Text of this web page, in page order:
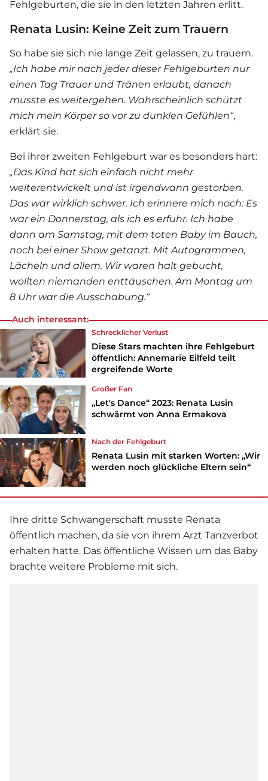
Fehlgeburten, die sie in den letzten Jahren erlitt.
Renata Lusin: Keine Zeit zum Trauern
So habe sie sich nie lange Zeit gelassen, zu trauern.
„Ich habe mir nach jeder dieser Fehlgeburten nur
einen Tag Trauer und Tränen erlaubt, danach
musste es weitergehen. Wahrscheinlich schützt
mich mein Körper so vor zu dunklen Gefühlen“,
erklärt sie.
Bei ihrer zweiten Fehlgeburt war es besonders hart:
„Das Kind hat sich einfach nicht mehr
weiterentwickelt und ist irgendwann gestorben.
Das war wirklich schwer. Ich erinnere mich noch: Es
war ein Donnerstag, als ich es erfuhr. Ich habe
dann am Samstag, mit dem toten Baby im Bauch,
noch bei einer Show getanzt. Mit Autogrammen,
Lächeln und allem. Wir waren halt gebucht,
wollten niemanden enttäuschen. Am Montag um
8 Uhr war die Ausschabung.“
Auch interessant:
Schrecklicher Verlust
Diese Stars machten ihre Fehlgeburt
öffentlich: Annemarie Eilfeld teilt
ergreifende Worte
Großer Fan
„Let's Dance“ 2023: Renata Lusin
schwärmt von Anna Ermakova
Nach der Fehlgeburt
Renata Lusin mit starken Worten: „Wir
werden noch glückliche Eltern sein“
Ihre dritte Schwangerschaft musste Renata
öffentlich machen, da sie von ihrem Arzt Tanzverbot
erhalten hatte. Das öffentliche Wissen um das Baby
brachte weitere Probleme mit sich.